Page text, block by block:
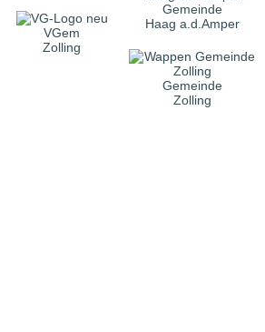
VGem
Zolling
Gemeinde
Haag a.d.Amper
Gemeinde
Zolling